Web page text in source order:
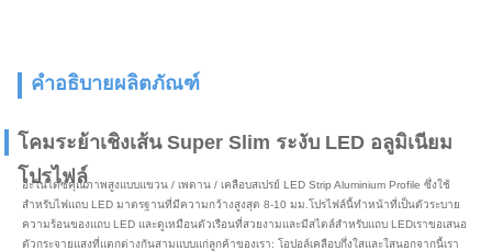
คำอธิบายผลิตภัณฑ์
โคมระย้าเชิงเส้น Super Slim ระงับ LED อลูมิเนียม
โปรไฟล์
อะโนไดซ์คุณภาพสูงแบบแขวน / เพดาน / เคลือบสเปรย์ LED Strip Aluminium Profile ซึ่งใช้
สำหรับไฟแถบ LED มาตรฐานที่มีความกว้างสูงสุด 8-10 มม.โปรไฟล์นี้ทำหน้าที่เป็นตัวระบาย
ความร้อนของแถบ LED และดูเหมือนตัวเรือนที่สวยงามและมีสไตล์สำหรับแถบ LEDเราขอเสนอ
ตัวกระจายแสงที่แตกต่างกันสามแบบแก่ลูกค้าของเรา: โอปอล์เคลือบกึ่งใสและใสนอกจากนี้เรา